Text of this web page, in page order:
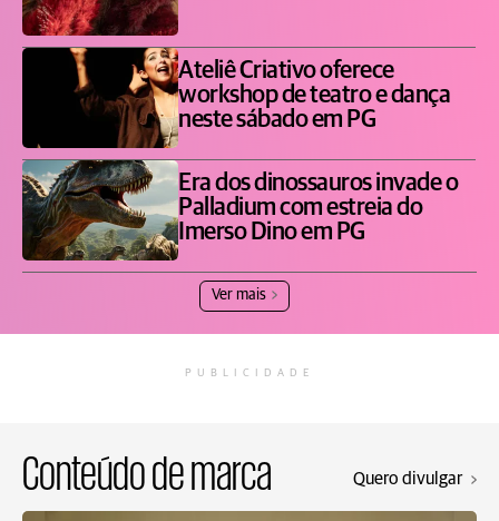
Ateliê Criativo oferece
workshop de teatro e dança
neste sábado em PG
Era dos dinossauros invade o
Palladium com estreia do
Imerso Dino em PG
Ver mais
PUBLICIDADE
Conteúdo de marca Quero divulgar